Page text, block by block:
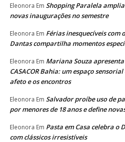
Eleonora Em Shopping Paralela
novas inaugurações no semestre
Eleonora Em Férias inesquecíveis com
Dantas compartilha momentos
Eleonora Em Mariana Souza
CASACOR Bahia: um espaço
afeto e os encontros
Eleonora Em Salvador proíbe uso de
por menores de 18 anos e define
Eleonora Em Pasta em Casa celebra o
com clássicos irresistíveis